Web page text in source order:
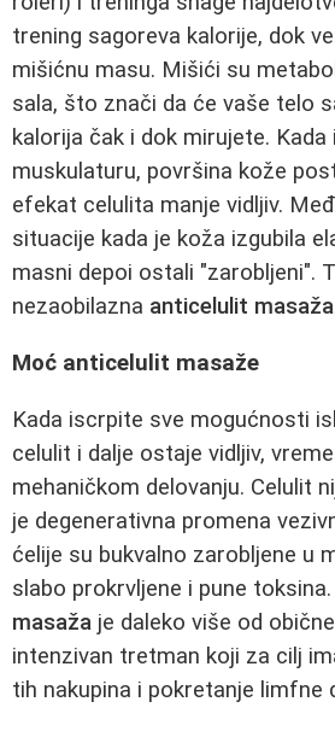
trening sagoreva kalorije, dok
mišićnu masu. Mišići su
sala, što znači da će vaše telo
kalorija čak i dok mirujete.
muskulaturu, površina kože
efekat celulita manje vidljiv.
situacije kada je koža izgubila
masni depoi ostali "zarobljeni".
nezaobilazna anticelulit masaža
Moć anticelulit masaže
Kada iscrpite sve mogućnosti
celulit i dalje ostaje vidljiv,
mehaničkom delovanju. Celulit
je degenerativna promena
ćelije su bukvalno zarobljene u
slabo prokrvljene i pune toksina.
masaža je daleko više od
intenzivan tretman koji za cilj
tih nakupina i pokretanje limfne